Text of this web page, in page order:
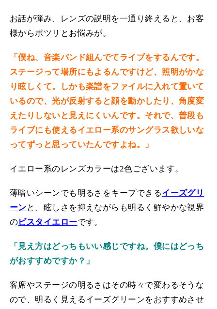
お話が弾み、レンズの説明を一通り終えると、お客
様からポツリとお悩みが。
「僕ね、音楽バンド組んでてライブをするんです。
ステージって場所にもよるんですけど、照明がかな
り眩しくて。しかも楽譜をファイルに入れて置いて
いるので、光が反射すると顔を動かしたり、角度変
えたりしないと見えにくいんです。それで、普段も
ライブにも使えるイエロー系のサングラス欲しいな
ってずっと思っていたんですよね。」
イエロー系のレンズカラーは2色ございます。
薄暗いシーンでも明るさをキープできるイーズグリ
ーン と、眩しさを抑えながらも明るく鮮やかな視界
のビスタイエローです。
「見え方はどっちもいい感じですね。僕にはどっち
がおすすめですか？」
客席やステージの明るさはその時々で変わるそうな
ので、明るく見えるイーズグリーンをおすすめさせ